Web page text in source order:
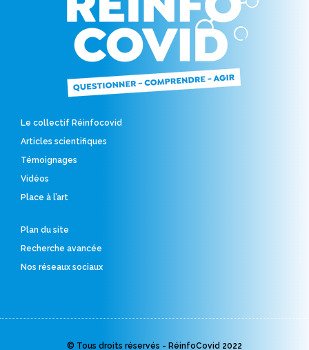
Le collectif Réinfocovid
Articles scientifiques
Témoignages
Vidéos
Place à l’art
Plan du site
Recherche avancée
Nos réseaux sociaux
© Tous droits réservés - RéinfoCovid 2022